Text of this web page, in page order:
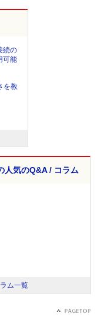
続の
可能
を教
人気のQ&A / コラム
ム一覧